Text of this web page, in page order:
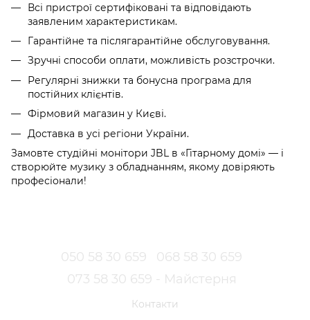
Всі пристрої сертифіковані та відповідають
заявленим характеристикам.
Гарантійне та післягарантійне обслуговування.
Зручні способи оплати, можливість розстрочки.
Регулярні знижки та бонусна програма для
постійних клієнтів.
Фірмовий магазин у Києві.
Доставка в усі регіони України.
Замовте студійні монітори JBL в «Гітарному домі» — і
створюйте музику з обладнанням, якому довіряють
професіонали!
050 58 30 659
068 58 30 659
073 58 30 659 - Майстерня
Контакти